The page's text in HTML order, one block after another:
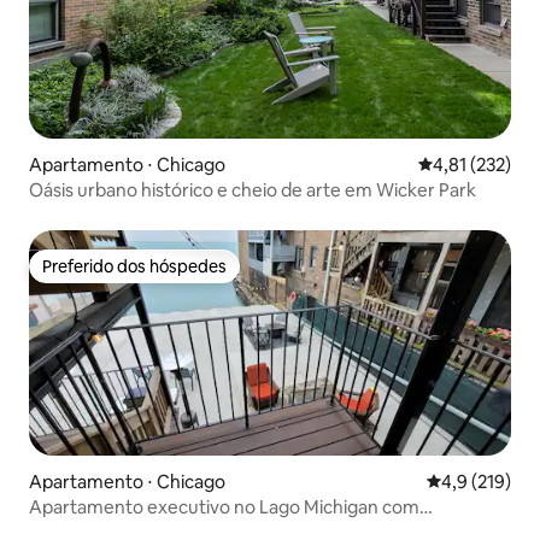
Apartamento ⋅ Chicago 4,81 de uma
4,81 (232)
Oásis urbano histórico e cheio de arte em Wicker Park
Preferido dos hóspedes
Preferido dos hóspedes
Apartamento ⋅ Chicago 4,9 de uma
4,9 (219)
Apartamento executivo no Lago Michigan com